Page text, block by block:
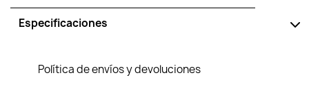
Especificaciones
Política de envíos y devoluciones